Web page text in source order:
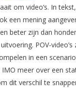
om video’s. In
een mening
beter zijn dan
POV-
in een
meer over een
dit verschil te